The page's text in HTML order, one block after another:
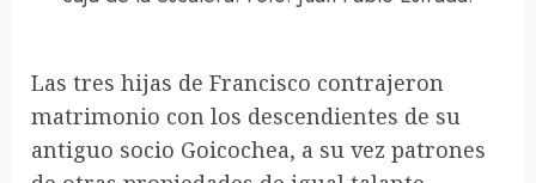
Las tres hijas de Francisco contrajeron
matrimonio con los descendientes de su
antiguo socio Goicochea, a su vez patrones